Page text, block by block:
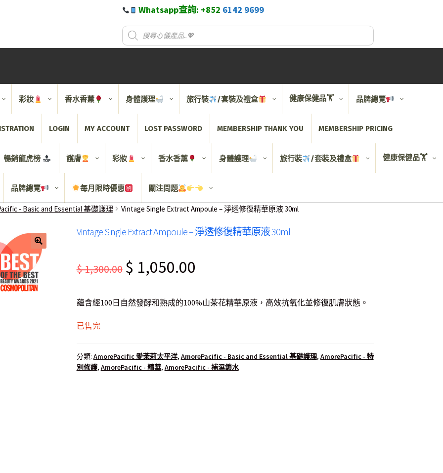
Whatsapp查詢: +852 6142 9699
彩妝 香水香薰 身體護理 旅行裝 /套裝及禮盒 健康保健品🏋️ 品牌總覽
LOGIN MY ACCOUNT LOST PASSWORD MEMBERSHIP THANK YOU MEMBERSHIP PRICING
暢銷龍虎榜 護膚 彩妝 香水香薰 身體護理 旅行裝 /套裝及禮盒 健康保健品🏋️
品牌總覽 每月限時優惠 關注問題
- Basic and Essential 基礎護理 Vintage Single Extract Ampoule – 淨透修復精華原液 30ml
Vintage Single Extract Ampoule – 淨透修復精華原液 30ml
$1,300.00 Original
price
was:
$ 1,050.00
is:
蘊含經100日自然發酵和熟成的100%山茶花精華原液，高效抗氧化並修復肌膚狀態。
已售完
分類: AmorePacific 愛茉莉太平洋, AmorePacific - Basic and Essential 基礎護理, AmorePacific - 特
別修護, AmorePacific - 精華, AmorePacific - 補濕鎖水